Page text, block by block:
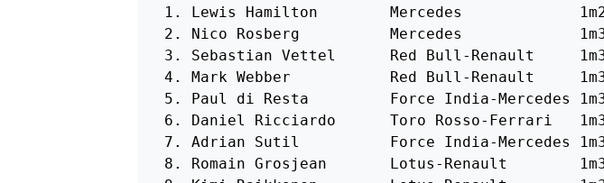
1. Lewis Hamilton        Mercedes
2. Nico Rosberg          Mercedes
3. Sebastian Vettel      Red Bull-Renault
4. Mark Webber           Red Bull-Renault
5. Paul di Resta         Force India-Mercedes
6. Daniel Ricciardo      Toro Rosso-Ferrari
7. Adrian Sutil          Force India-Mercedes
8. Romain Grosjean       Lotus-Renault